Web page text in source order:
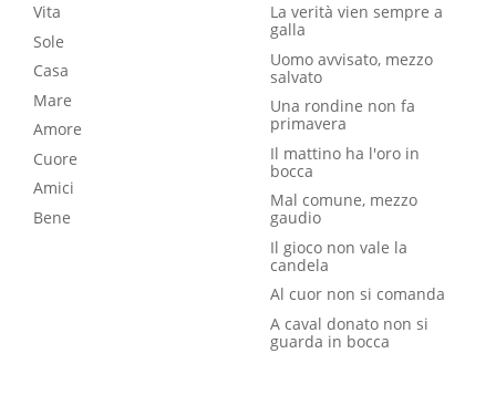
Vita
Sole
Casa
Mare
Amore
Cuore
Amici
Bene
La verità vien sempre a
galla
Uomo avvisato, mezzo
salvato
Una rondine non fa
primavera
Il mattino ha l'oro in
bocca
Mal comune, mezzo
gaudio
Il gioco non vale la
candela
Al cuor non si comanda
A caval donato non si
guarda in bocca